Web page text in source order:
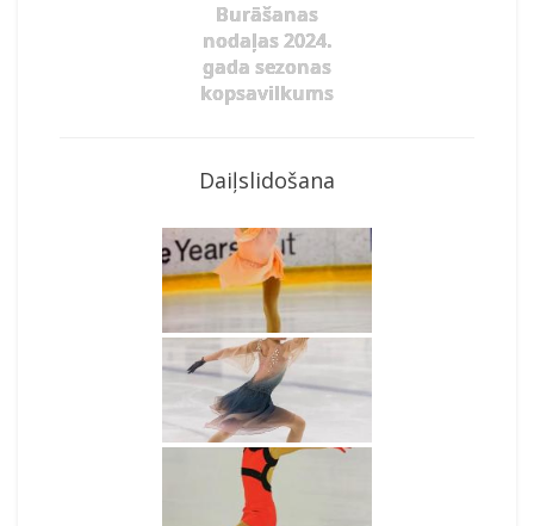
Burāšanas
nodaļas 2024.
gada sezonas
kopsavilkums
Daiļslidošana